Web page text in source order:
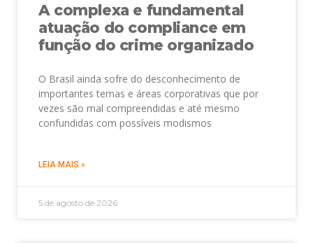
A complexa e fundamental
atuação do compliance em
função do crime organizado
O Brasil ainda sofre do desconhecimento de
importantes temas e áreas corporativas que por
vezes são mal compreendidas e até mesmo
confundidas com possíveis modismos
LEIA MAIS »
5 de agosto de 2026